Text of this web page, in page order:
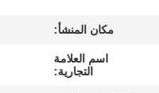
مراقبة
الجودة
مكان المنشأ:
اسم العلامة
التجارية: